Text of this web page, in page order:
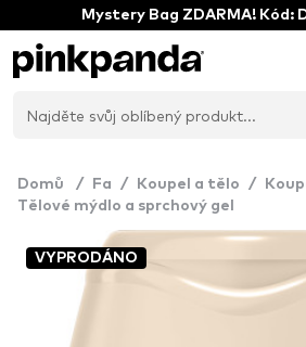
Mystery Bag ZDARMA! Kód:
Domů / Fa / Koupel a tělo /
Tělové mýdlo a sprchový gel
VYPRODÁNO